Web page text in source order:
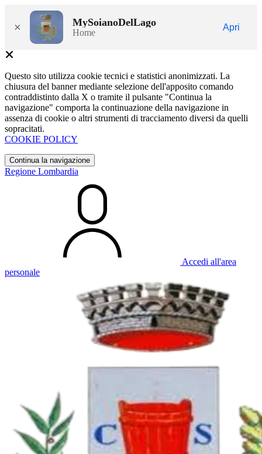
× MySoianoDelLago
Home
Apri
Questo sito utilizza cookie tecnici e statistici anonimizzati. La
chiusura del banner mediante selezione dell'apposito comando
contraddistinto dalla X o tramite il pulsante "Continua la
navigazione" comporta la continuazione della navigazione in
assenza di cookie o altri strumenti di tracciamento diversi da quelli
sopracitati.
COOKIE POLICY
Continua la navigazione
Regione Lombardia
Accedi all'area
personale